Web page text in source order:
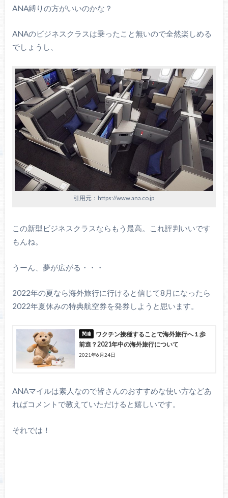
ANA縛りの方がいいのかな？
ANAのビジネスクラスは乗ったこと無いので全然楽しめる
でしょうし、
引用元：https://www.ana.co.jp
この新型ビジネスクラスならもう最高。これ評判いいです
もんね。
うーん、夢が広がる・・・
2022年の夏なら海外旅行に行けると信じて8月になったら
2022年夏休みの特典航空券を発券しようと思います。
ワクチン接種することで海外旅行へ１歩
前進？2021年中の海外旅行について
2021年6月24日
ANAマイルは素人なので皆さんのおすすめな使い方などあ
ればコメントで教えていただけると嬉しいです。
それでは！